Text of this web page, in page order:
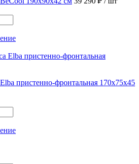
пристенно-фронтальная 170x75x45